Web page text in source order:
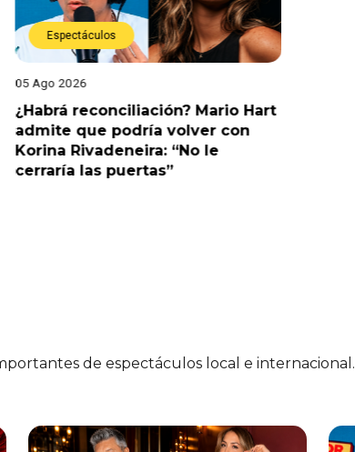
Espectáculos
05 Ago 2026
¿Habrá reconciliación? Mario Hart
admite que podría volver con
Korina Rivadeneira: “No le
cerraría las puertas”
de espectáculos local e internacional.